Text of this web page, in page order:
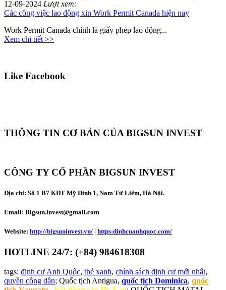
12-09-2024 Lượt xem:
Các công việc lao động xin Work Permit Canada hiện nay
Work Permit Canada chính là giấy phép lao động...
Xem chi tiết >>
Like Facebook
THÔNG TIN CƠ BẢN CỦA BIGSUN INVEST
CÔNG TY CỔ PHẦN BIGSUN INVEST
Địa chỉ: Số 1 B7 KĐT Mỹ Đình 1, Nam Từ Liêm, Hà Nội.
Email: Bigsun.invest@gmail.com
Website: http://bigsuninvest.vn/ | https:dinhcuanhquoc.com/
HOTLINE 24/7: (+84) 984618308
tags: định cư Anh Quốc, thẻ xanh, chính sách định cư mới nhất,
quyền công dân; Quốc tịch Antigua, quốc tịch Dominica, quốc